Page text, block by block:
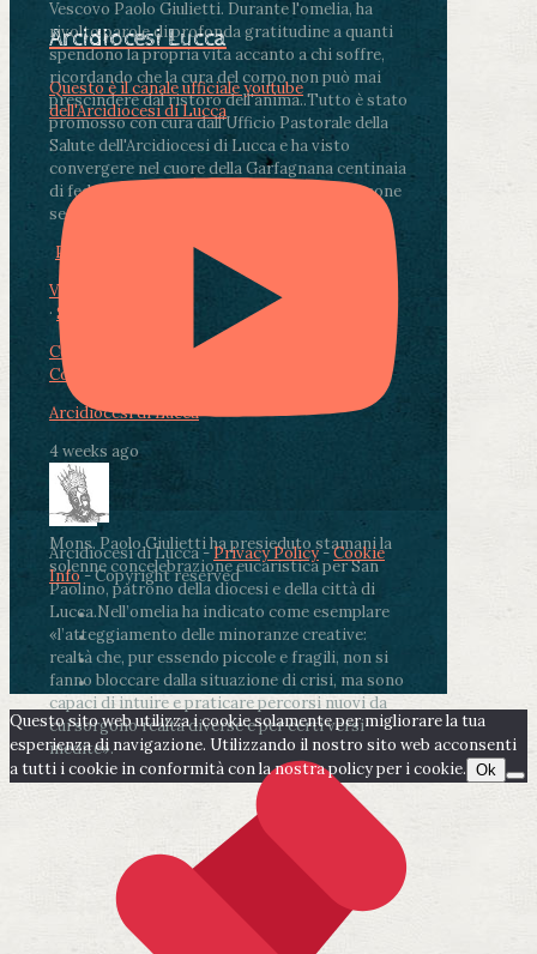
Vescovo Paolo Giulietti. Durante l'omelia, ha
rivolto parole di profonda gratitudine a quanti
spendono la propria vita accanto a chi soffre,
ricordando che la cura del corpo non può mai
prescindere dal ristoro dell'anima..Tutto è stato
promosso con cura dall'Ufficio Pastorale della
Salute dell'Arcidiocesi di Lucca e ha visto
convergere nel cuore della Garfagnana centinaia
di fedeli, operatori sanitari, volontari e persone
segnate dalla malattia.
Photo
View on Facebook
· Share
Condividi su Facebook
Condividi su LinkedIn
Arcidiocesi di Lucca
4 weeks ago
Mons. Paolo Giulietti ha presieduto stamani la
solenne concelebrazione eucaristica per San
Paolino, patrono della diocesi e della città di
Lucca.Nell’omelia ha indicato come esemplare
«l’atteggiamento delle minoranze creative:
realtà che, pur essendo piccole e fragili, non si
fanno bloccare dalla situazione di crisi, ma sono
capaci di intuire e praticare percorsi nuovi da
cui sorgono realtà diverse e per certi versi
inedite».
Arcidiocesi Lucca
Questo è il canale ufficiale youtube
dell'Arcidiocesi di Lucca
Arcidiocesi di Lucca -Privacy Policy-Cookie
Info- Copyright reserved
Questo sito web utilizza i cookie solamente per migliorare la tua
esperienza di navigazione. Utilizzando il nostro sito web acconsenti
a tutti i cookie in conformità con la nostra policy per i cookie. Ok